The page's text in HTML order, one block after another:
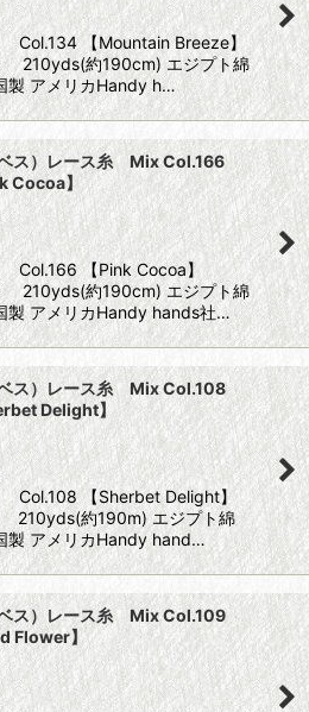
【Mountain Breeze】
約190cm) エジプト綿
アメリカHandy h…
ス）レース糸 Mix Col.166
Cocoa】
【Pink Cocoa】
約190cm) エジプト綿
アメリカHandy hands社…
ス）レース糸 Mix Col.108
Delight】
【Sherbet Delight】
約190m) エジプト綿
アメリカHandy hand…
ス）レース糸 Mix Col.109
Flower】